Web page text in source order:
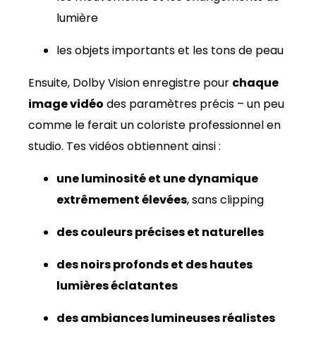
lumière
les objets importants et les tons de peau
Ensuite, Dolby Vision enregistre pour chaque
image vidéo des paramètres précis – un peu
comme le ferait un coloriste professionnel en
studio. Tes vidéos obtiennent ainsi :
une luminosité et une dynamique
extrêmement élevées, sans clipping
des couleurs précises et naturelles
des noirs profonds et des hautes
lumières éclatantes
des ambiances lumineuses réalistes